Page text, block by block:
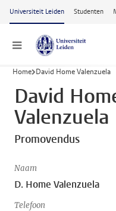
Ga naar hoofdinhoud
Universiteit Leiden Studenten
Menu
Home David Home Valenzuela
David
Valenzuela
Promovendus
Naam
D. Home Valenzuela
Telefoon